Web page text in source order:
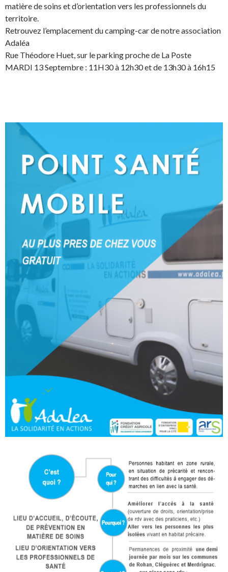
matière de soins et d’orientation vers les professionnels du
territoire.
Retrouvez l’emplacement du camping-car de notre association
Adaléa
Rue Théodore Huet, sur le parking proche de La Poste
MARDI 13 Septembre : 11H30 à 12h30 et de 13h30 à 16h15